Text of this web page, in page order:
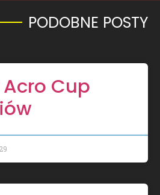
PODOBNE POSTY​
Cup